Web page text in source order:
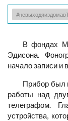
В фондах
Эдисона.
начало записи и
Прибор был
работы над
телеграфом.
устройства,